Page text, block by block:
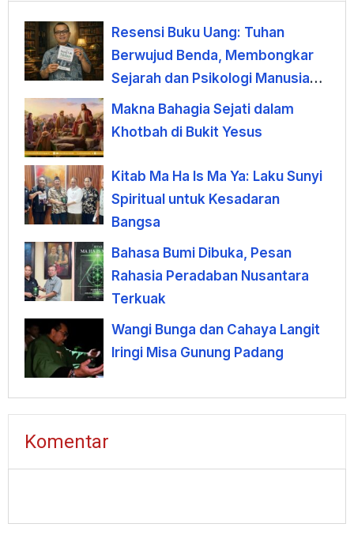
Resensi Buku Uang: Tuhan
Berwujud Benda, Membongkar
Sejarah dan Psikologi Manusia
terhadap Uang
Makna Bahagia Sejati dalam
Khotbah di Bukit Yesus
Kitab Ma Ha Is Ma Ya: Laku Sunyi
Spiritual untuk Kesadaran
Bangsa
Bahasa Bumi Dibuka, Pesan
Rahasia Peradaban Nusantara
Terkuak
Wangi Bunga dan Cahaya Langit
Iringi Misa Gunung Padang
Komentar